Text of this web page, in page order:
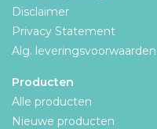
Disclaimer
Privacy Statement
Alg. leveringsvoorwaarden
Producten
Alle producten
Nieuwe producten